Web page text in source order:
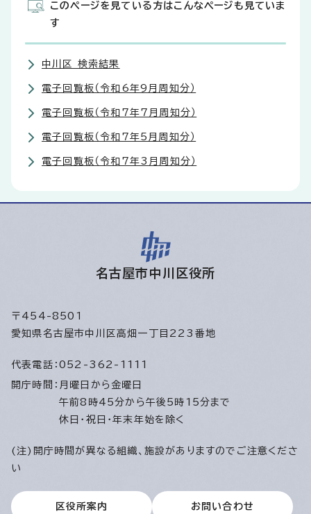
このページを見ている方はこんなページも見ていま
す
中川区 検索結果
電子回覧板（令和6年9月周知分）
電子回覧板（令和7年7月周知分）
電子回覧板（令和7年5月周知分）
電子回覧板（令和7年3月周知分）
名古屋市中川区役所
〒454-8501
愛知県名古屋市中川区高畑一丁目223番地
代表電話： 052-362-1111
開庁時間： 月曜日から金曜日
午前8時45分から午後5時15分まで
休日・祝日・年末年始を除く
(注)開庁時間が異なる組織、施設がありますのでご注意くださ
い
区役所案内 お問い合わせ